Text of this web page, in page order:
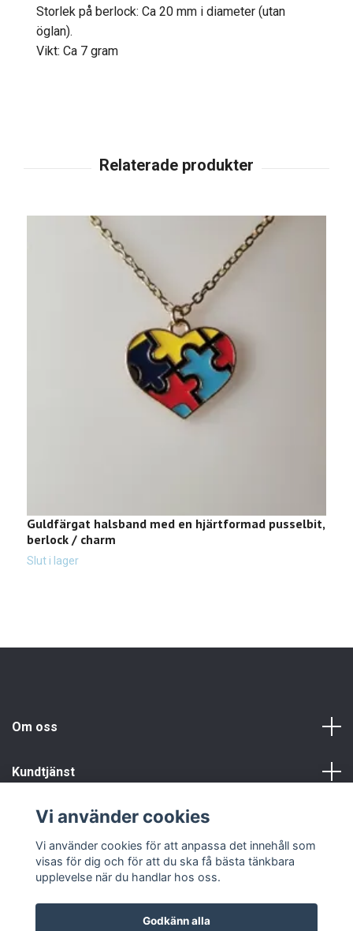
Storlek på berlock: Ca 20 mm i diameter (utan
öglan).
Vikt: Ca 7 gram
Guldfärgat halsband med en hjärtformad pusselbit,
berlock / charm
Slut i lager
Om oss
Kundtjänst
Vi använder cookies
Vi använder cookies för att anpassa det innehåll som
visas för dig och för att du ska få bästa tänkbara
upplevelse när du handlar hos oss.
Godkänn alla